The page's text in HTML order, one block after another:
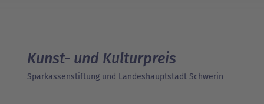
Kunst- und Kulturpreis
Sparkassenstiftung und Landeshauptstadt Schwerin